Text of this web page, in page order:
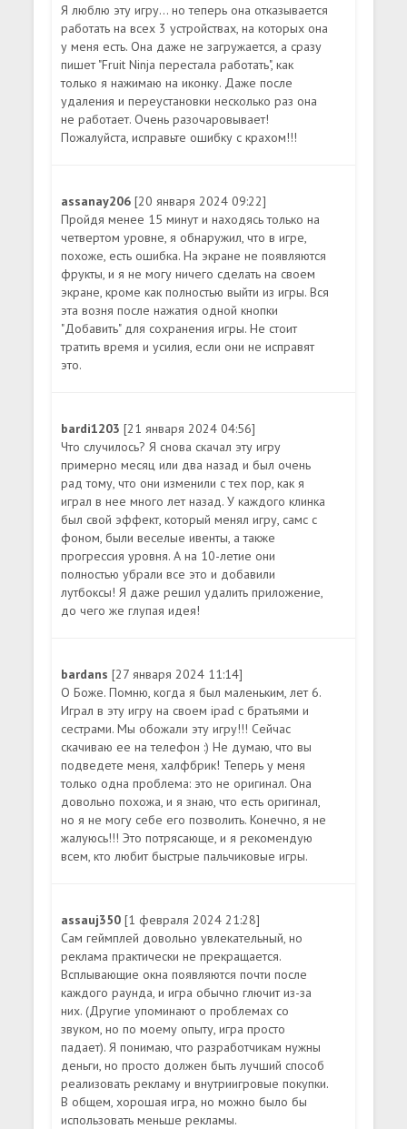
Я люблю эту игру... но теперь она отказывается
работать на всех 3 устройствах, на которых она
у меня есть. Она даже не загружается, а сразу
пишет "Fruit Ninja перестала работать", как
только я нажимаю на иконку. Даже после
удаления и переустановки несколько раз она
не работает. Очень разочаровывает!
Пожалуйста, исправьте ошибку с крахом!!!
assanay206[20 января 2024 09:22]
Пройдя менее 15 минут и находясь только на
четвертом уровне, я обнаружил, что в игре,
похоже, есть ошибка. На экране не появляются
фрукты, и я не могу ничего сделать на своем
экране, кроме как полностью выйти из игры. Вся
эта возня после нажатия одной кнопки
"Добавить" для сохранения игры. Не стоит
тратить время и усилия, если они не исправят
это.
bardi1203[21 января 2024 04:56]
Что случилось? Я снова скачал эту игру
примерно месяц или два назад и был очень
рад тому, что они изменили с тех пор, как я
играл в нее много лет назад. У каждого клинка
был свой эффект, который менял игру, самс с
фоном, были веселые ивенты, а также
прогрессия уровня. А на 10-летие они
полностью убрали все это и добавили
лутбоксы! Я даже решил удалить приложение,
до чего же глупая идея!
bardans[27 января 2024 11:14]
О Боже. Помню, когда я был маленьким, лет 6.
Играл в эту игру на своем ipad с братьями и
сестрами. Мы обожали эту игру!!! Сейчас
скачиваю ее на телефон :) Не думаю, что вы
подведете меня, халфбрик! Теперь у меня
только одна проблема: это не оригинал. Она
довольно похожа, и я знаю, что есть оригинал,
но я не могу себе его позволить. Конечно, я не
жалуюсь!!! Это потрясающе, и я рекомендую
всем, кто любит быстрые пальчиковые игры.
assauj350[1 февраля 2024 21:28]
Сам геймплей довольно увлекательный, но
реклама практически не прекращается.
Всплывающие окна появляются почти после
каждого раунда, и игра обычно глючит из-за
них. (Другие упоминают о проблемах со
звуком, но по моему опыту, игра просто
падает). Я понимаю, что разработчикам нужны
деньги, но просто должен быть лучший способ
реализовать рекламу и внутриигровые покупки.
В общем, хорошая игра, но можно было бы
использовать меньше рекламы.